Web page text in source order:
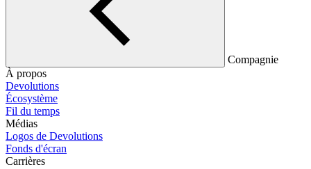
Compagnie
À propos
Devolutions
Écosystème
Fil du temps
Médias
Logos de Devolutions
Fonds d'écran
Carrières